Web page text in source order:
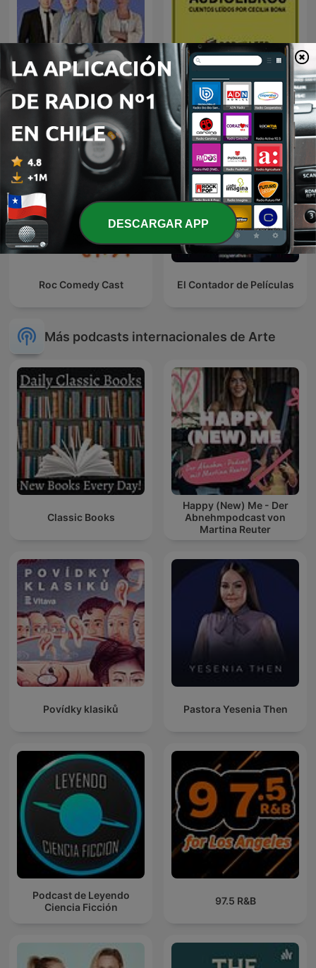
Terapia Chilensis Audiolibros Por qué leer
Roc Comedy Cast El Contador de Películas
Más podcasts internacionales de Arte
Classic Books
Happy (New) Me - Der
Abnehmpodcast von
Martina Reuter
Povídky klasiků Pastora Yesenia Then
Podcast de Leyendo
Ciencia Ficción
97.5 R&B
DESCARGAR APP